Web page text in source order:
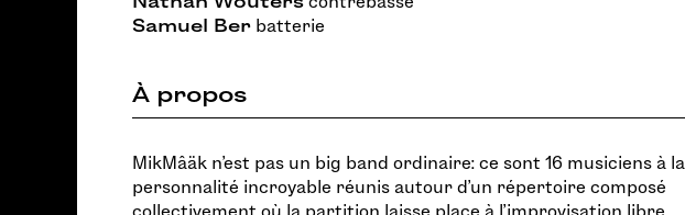
Samuel Ber batterie
À propos
MikMâäk n’est pas un big band ordinaire: ce sont 16 musiciens à la
personnalité incroyable réunis autour d’un répertoire composé
collectivement où la partition laisse place à l’improvisation libre